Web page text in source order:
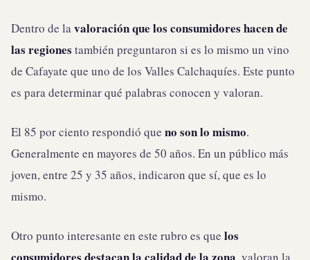
Dentro de lavaloración que los consumidores hacen de
las regiones también preguntaron si es lo mismo un vino
de Cafayate que uno de los Valles Calchaquíes. Este punto
es para determinar qué palabras conocen y valoran.
El 85 por ciento respondió que no son lo mismo.
Generalmente en mayores de 50 años. En un público más
joven, entre 25 y 35 años, indicaron que sí, que es lo
mismo.
Otro punto interesante en este rubro es que los
, valoran la